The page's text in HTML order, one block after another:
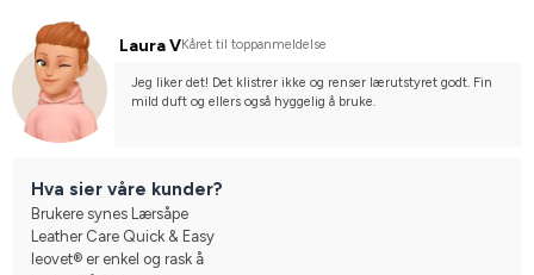
Laura VKåret til toppanmeldelse
Jeg liker det! Det klistrer ikke og renser lærutstyret godt. Fin
mild duft og ellers også hyggelig å bruke.
Hva sier våre kunder?
Brukere synes Lærsåpe
Leather Care Quick & Easy
leovet® er enkel og rask å